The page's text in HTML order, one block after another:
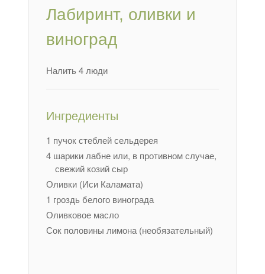
Лабиринт, оливки и
виноград
Налить 4 люди
Ингредиенты
1 пучок стеблей сельдерея
4 шарики лабне или, в противном случае,
свежий козий сыр
Оливки (Иси Каламата)
1 гроздь белого винограда
Оливковое масло
Сок половины лимона (необязательный)